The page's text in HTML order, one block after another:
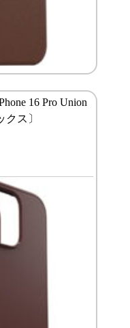
16 Pro Union
ス〕